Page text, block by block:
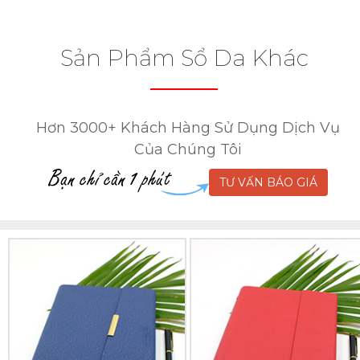
Sản Phẩm Sổ Da Khác
Hơn 3000+ Khách Hàng Sử Dụng Dịch Vụ
Của Chúng Tôi
TƯ VẤN BÁO GIÁ
Lăn
Sơn
Lăn
Sơn